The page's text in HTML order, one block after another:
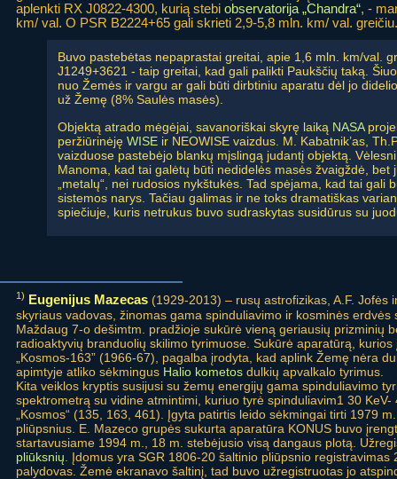
aplenkti RX J0822-4300, kurią stebi observatorija „Chandra“, -
km/ val. O PSR B2224+65 gali skrieti 2,9-5,8 mln. km/ val. greičiu.
Buvo pastebėtas nepaprastai greitai, apie 1,6 mln. km/val.
J1249+3621 - taip greitai, kad gali palikti Paukščių taką.
nuo Žemės ir vargu ar gali būti dirbtiniu aparatu dėl jo
už Žemę (8% Saulės masės).
Objektą atrado mėgėjai, savanoriškai skyrę laiką NASA
peržiūrinėję WISE ir NEOWISE vaizdus. M. Kabatnik’as,
vaizduose pastebėjo blankų mįslingą judantį objektą.
Manoma, kad tai galėtų būti nedidelės masės žvaigždė, bet
„metalų“, nei rudosios nykštukės. Tad spėjama, kad tai gali
sistemos narys. Tačiau galimas ir ne toks dramatiškas
spiečiuje, kuris netrukus buvo sudraskytas susidūrus su
1) Eugenijus Mazecas (1929-2013) – rusų astrofizikas, A.F. Jofės
skyriaus vadovas, žinomas gama spinduliavimo ir kosminės erdvės
Maždaug 7-o dešimtm. pradžioje sukūrė vieną geriausių prizminių
radioaktyvių branduolių skilimo tyrimuose. Sukūrė aparatūrą, kurios
„Kosmos-163” (1966-67), pagalba įrodyta, kad aplink Žemę nėra
apimtyje atliko sėkmingus Halio kometos dulkių apvalkalo tyrimus.
Kita veiklos kryptis susijusi su žemų energijų gama spinduliavimo
spektrometrą su vidine atmintimi, kuriuo tyrė spinduliavim1 30
„Kosmos“ (135, 163, 461). Įgyta patirtis leido sėkmingai tirti 1979
pliūpsnius. E. Mazeco grupės sukurta aparatūra KONUS buvo
startavusiame 1994 m., 18 m. stebėjusio visą dangaus plotą.
pliūksnių . Įdomus yra SGR 1806-20 šaltinio pliūpsnio registravimas
palydovas. Žemė ekranavo šaltinį, tad buvo užregistruotas jo